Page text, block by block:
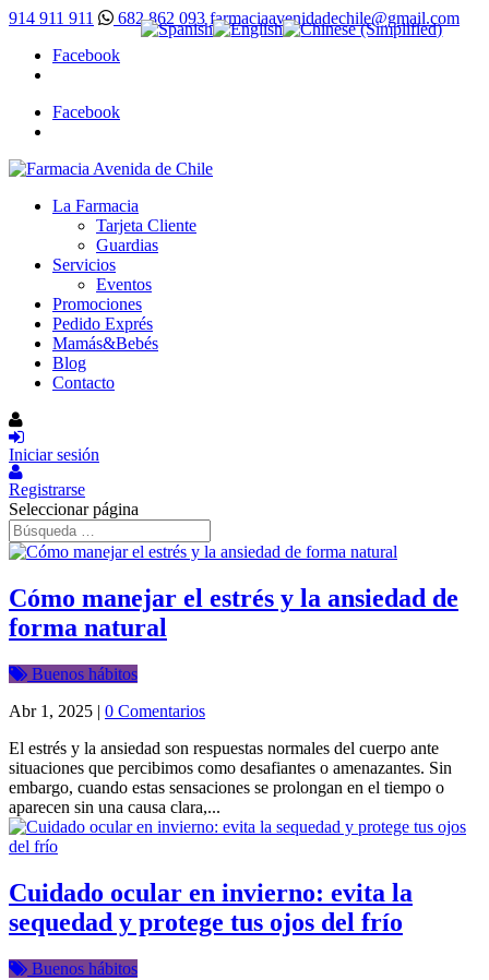
914 911 911 682 862 093 farmaciaavenidadechile@gmail.com
Facebook
Facebook
La Farmacia
Tarjeta Cliente
Guardias
Servicios
Eventos
Promociones
Pedido Exprés
Mamás&Bebés
Blog
Contacto
Iniciar sesión
Registrarse
Seleccionar página
Cómo manejar el estrés y la ansiedad de
forma natural
Buenos hábitos
Abr 1, 2025 | 0 Comentarios
El estrés y la ansiedad son respuestas normales del cuerpo ante
situaciones que percibimos como desafiantes o amenazantes. Sin
embargo, cuando estas sensaciones se prolongan en el tiempo o
aparecen sin una causa clara,...
Cuidado ocular en invierno: evita la
sequedad y protege tus ojos del frío
Buenos hábitos